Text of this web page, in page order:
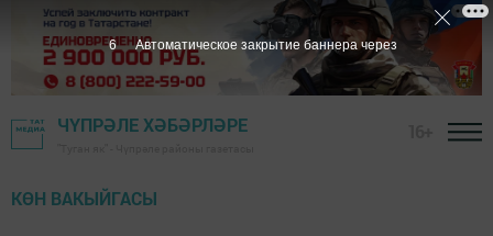
ЧҮПРӘЛЕ ХӘБӘРЛӘРЕ
КӨН ВАКЫЙГАСЫ
5 Автоматическое закрытие баннера через